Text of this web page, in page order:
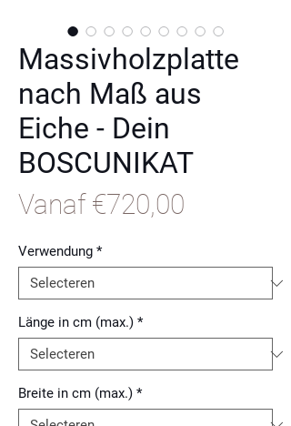
Massivholzplatte
nach Maß aus
Eiche - Dein
BOSCUNIKAT
Vanaf €720,00
Verwendung *
Länge in cm (max.) *
Breite in cm (max.) *